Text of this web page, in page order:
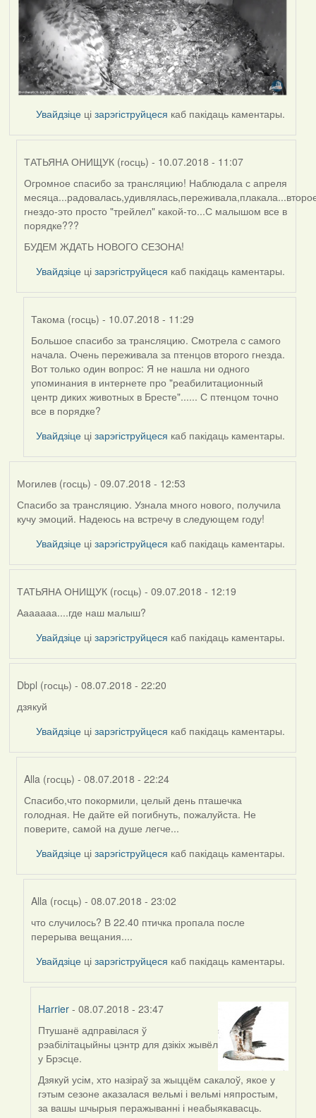
Увайдзіце цізарэгіструйцеся каб пакідаць каментары.
ТАТЬЯНА ОНИЩУК (госць) - 10.07.2018 - 11:07
In
reply
to
by
Harrier
Огромное спасибо за трансляцию! Наблюдала с апреля
гнездо-это просто "трейлел" какой-то...С малышом все в
порядке???
БУДЕМ ЖДАТЬ НОВОГО СЕЗОНА!
Увайдзіце цізарэгіструйцеся каб пакідаць каментары.
Такома (госць) - 10.07.2018 - 11:29
In
reply
to
by
ТАТЬЯНА
ОНИЩУК
(госць)
Большое спасибо за трансляцию. Смотрела с самого
начала. Очень переживала за птенцов второго гнезда.
Вот только один вопрос: Я не нашла ни одного
упоминания в интернете про "реабилитационный
центр диких животных в Бресте"...... С птенцом точно
все в порядке?
Увайдзіце цізарэгіструйцеся каб пакідаць каментары.
Могилев (госць) - 09.07.2018 - 12:53
Спасибо за трансляцию. Узнала много нового, получила
кучу эмоций. Надеюсь на встречу в следующем году!
Увайдзіце цізарэгіструйцеся каб пакідаць каментары.
ТАТЬЯНА ОНИЩУК (госць) - 09.07.2018 - 12:19
Ааааааа....где наш малыш?
Увайдзіце цізарэгіструйцеся каб пакідаць каментары.
Dbpl (госць) - 08.07.2018 - 22:20
дзякуй
Увайдзіце цізарэгіструйцеся каб пакідаць каментары.
Alla (госць) - 08.07.2018 - 22:24
In
reply
to
(госць)
Спасибо,что покормили, целый день пташечка
голодная. Не дайте ей погибнуть, пожалуйста. Не
поверите, самой на душе легче...
Увайдзіце цізарэгіструйцеся каб пакідаць каментары.
Alla (госць) - 08.07.2018 - 23:02
In
reply
to
Alla
что случилось? В 22.40 птичка пропала после
перерыва вещания....
Увайдзіце цізарэгіструйцеся каб пакідаць каментары.
Harrier- 08.07.2018 - 23:47
In
reply
to
by
Alla
(госць)
Птушанё адправілася ў
рэабілітацыйны цэнтр для дзікіх жывёл
у Брэсце.
Дзякуй усім, хто назіраў за жыццём сакалоў, якое у
гэтым сезоне аказалася вельмі і вельмі няпростым,
за вашы шчырыя перажыванні і неабыякавасць.